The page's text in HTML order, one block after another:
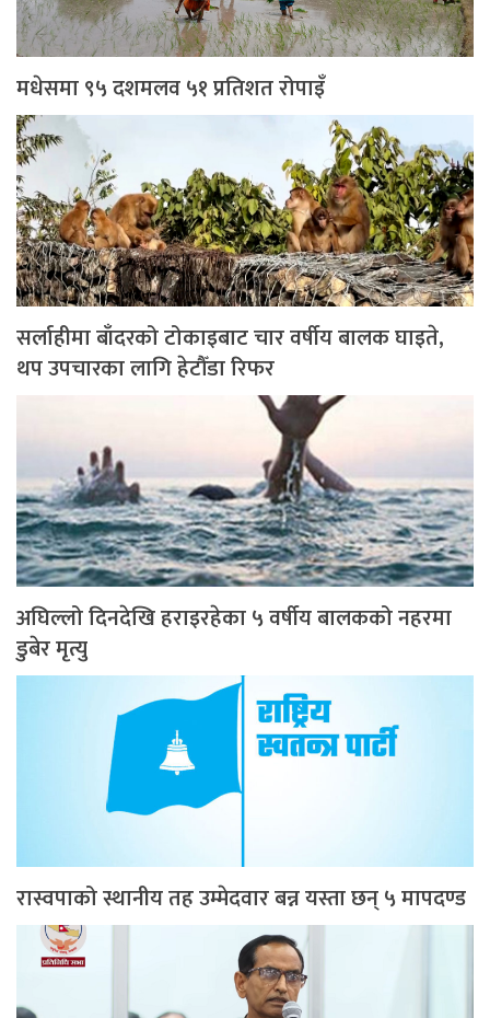
मधेसमा ९५ दशमलव ५१ प्रतिशत रोपाइँ
सर्लाहीमा बाँदरको टोकाइबाट चार वर्षीय बालक घाइते,
थप उपचारका लागि हेटौँडा रिफर
अघिल्लो दिनदेखि हराइरहेका ५ वर्षीय बालकको नहरमा
डुबेर मृत्यु
रास्वपाको स्थानीय तह उम्मेदवार बन्न यस्ता छन् ५ मापदण्ड